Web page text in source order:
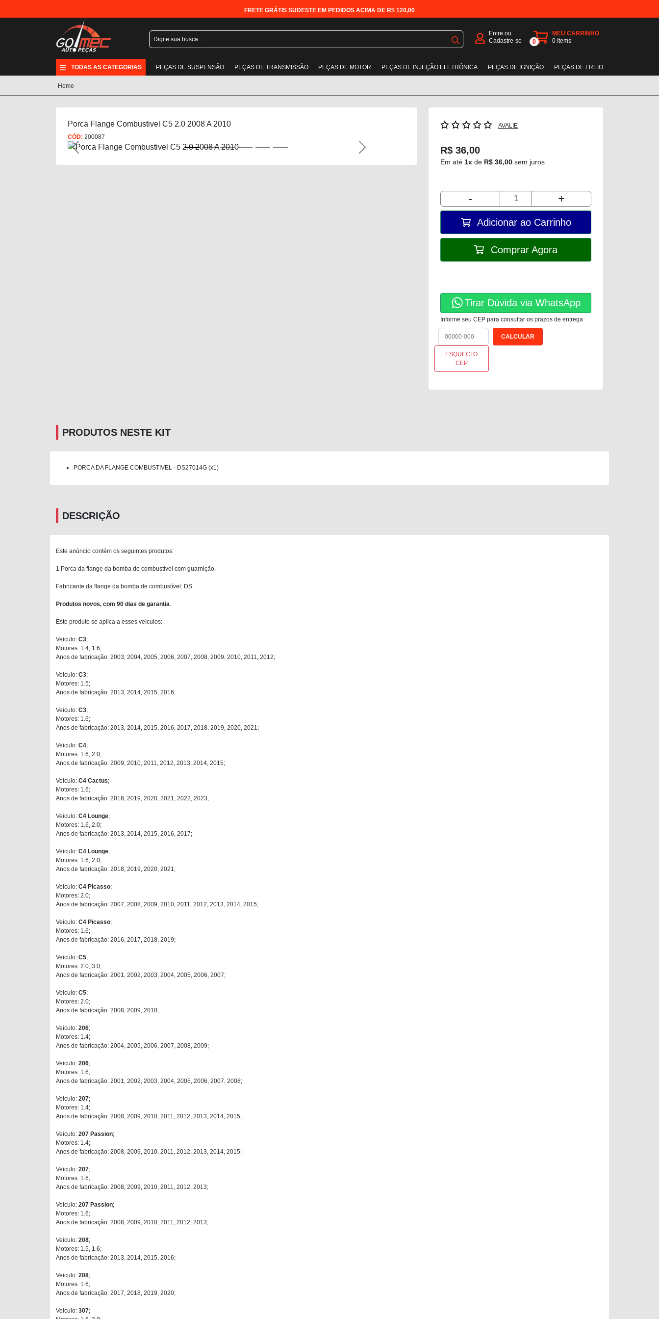
FRETE GRÁTIS SUDESTE EM PEDIDOS ACIMA DE R$ 120,00
Entre ou
Cadastre-se
0
MEU CARRINHO
0 Items
TODAS AS CATEGORIAS PEÇAS DE SUSPENSÃO PEÇAS DE TRANSMISSÃO PEÇAS DE MOTOR PEÇAS DE INJEÇÃO ELETRÔNICA PEÇAS DE IGNIÇÃO PEÇAS DE FREIO
Home
Porca Flange Combustivel C5 2.0 2008 A 2010
CÓD: 200087
Previous Next
AVALIE
R$ 36,00
Em até 1x de R$ 36,00 sem juros
- +
Adicionar ao Carrinho
Comprar Agora
Tirar Dúvida via WhatsApp
Informe seu CEP para consultar os prazos de entrega
ESQUECI O
CEP
PRODUTOS NESTE KIT
PORCA DA FLANGE COMBUSTIVEL - DS27014G (x1)
DESCRIÇÃO
Este anúncio contém os seguintes produtos:
1 Porca da flange da bomba de combustível com guarnição.
Fabricante da flange da bomba de combustível: DS
Produtos novos, com 90 dias de garantia
Este produto se aplica a esses veículos:
Veiculo: C3;
Motores: 1.4, 1.6;
Anos de fabricação: 2003, 2004, 2005, 2006, 2007, 2008, 2009, 2010, 2011, 2012;
Veiculo: C3;
Motores: 1.5;
Anos de fabricação: 2013, 2014, 2015, 2016;
Veiculo: C3;
Motores: 1.6;
Anos de fabricação: 2013, 2014, 2015, 2016, 2017, 2018, 2019, 2020, 2021;
Veiculo: C4;
Motores: 1.6, 2.0;
Anos de fabricação: 2009, 2010, 2011, 2012, 2013, 2014, 2015;
Veiculo: C4 Cactus;
Motores: 1.6;
Anos de fabricação: 2018, 2019, 2020, 2021, 2022, 2023;
Veiculo: C4 Lounge;
Motores: 1.6, 2.0;
Anos de fabricação: 2013, 2014, 2015, 2016, 2017;
Veiculo: C4 Lounge;
Motores: 1.6, 2.0;
Anos de fabricação: 2018, 2019, 2020, 2021;
Veiculo: C4 Picasso;
Motores: 2.0;
Anos de fabricação: 2007, 2008, 2009, 2010, 2011, 2012, 2013, 2014, 2015;
Veiculo: C4 Picasso;
Motores: 1.6;
Anos de fabricação: 2016, 2017, 2018, 2019;
Veiculo: C5;
Motores: 2.0, 3.0;
Anos de fabricação: 2001, 2002, 2003, 2004, 2005, 2006, 2007;
Veiculo: C5;
Motores: 2.0;
Anos de fabricação: 2008, 2009, 2010;
Veiculo: 206;
Motores: 1.4;
Anos de fabricação: 2004, 2005, 2006, 2007, 2008, 2009;
Veiculo: 206;
Motores: 1.6;
Anos de fabricação: 2001, 2002, 2003, 2004, 2005, 2006, 2007, 2008;
Veiculo: 207;
Motores: 1.4;
Anos de fabricação: 2008, 2009, 2010, 2011, 2012, 2013, 2014, 2015;
Veiculo: 207 Passion;
Motores: 1.4;
Anos de fabricação: 2008, 2009, 2010, 2011, 2012, 2013, 2014, 2015;
Veiculo: 207;
Motores: 1.6;
Anos de fabricação: 2008, 2009, 2010, 2011, 2012, 2013;
Veiculo: 207 Passion;
Motores: 1.6;
Anos de fabricação: 2008, 2009, 2010, 2011, 2012, 2013;
Veiculo: 208;
Motores: 1.5, 1.6;
Anos de fabricação: 2013, 2014, 2015, 2016;
Veiculo: 208;
Motores: 1.6;
Anos de fabricação: 2017, 2018, 2019, 2020;
Veiculo: 307;